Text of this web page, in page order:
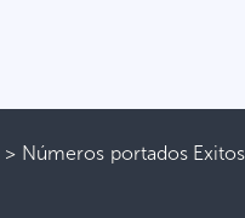
> Números portados